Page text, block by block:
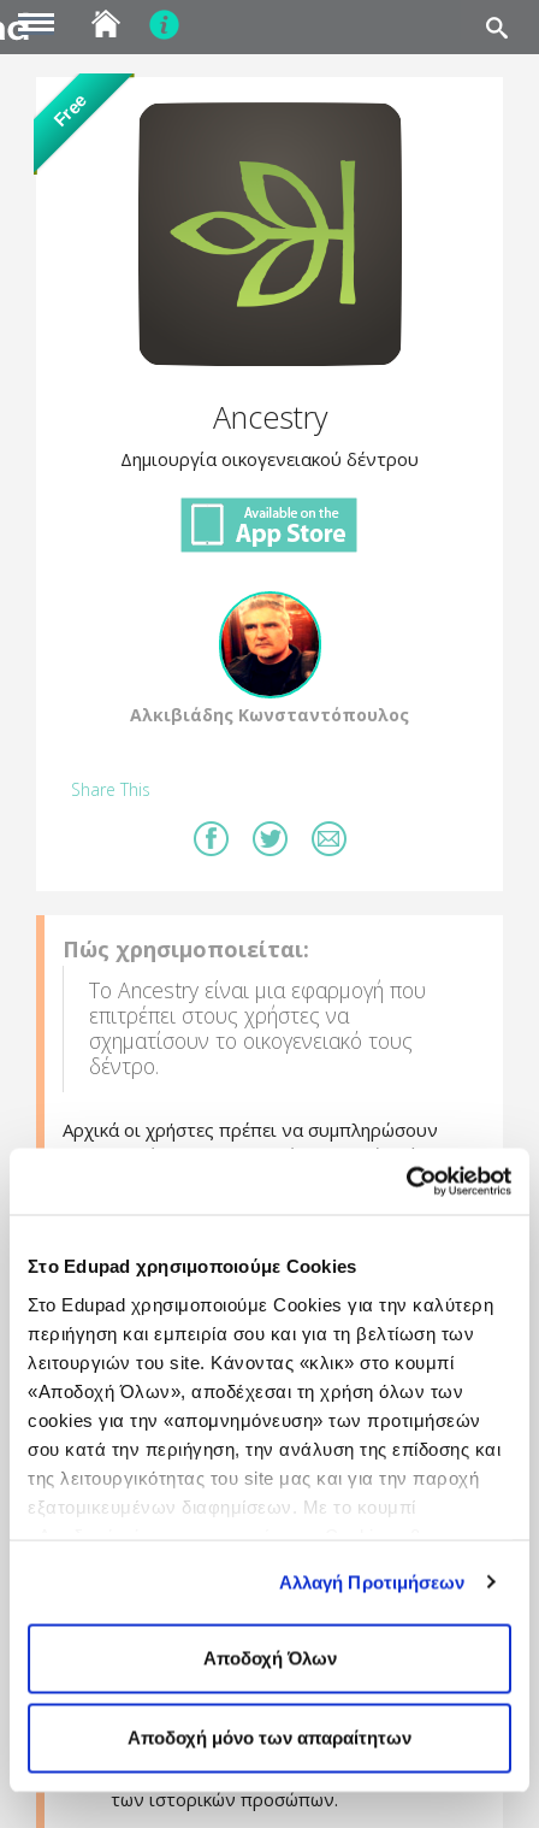
Στο Edupad χρησιμοποιούμε Cookies
Στο Edupad χρησιμοποιούμε Cookies για την καλύτερη
περιήγηση και εμπειρία σου και για τη βελτίωση των
λειτουργιών του site. Κάνοντας «κλικ» στο κουμπί
«Αποδοχή Όλων», αποδέχεσαι τη χρήση όλων των
cookies για την «απομνημόνευση» των προτιμήσεών
σου κατά την περιήγηση, την ανάλυση της επίδοσης και
της λειτουργικότητας του site μας και για την παροχή
εξατομικευμένων διαφημίσεων. Με το κουμπί
site cookies. Ενημερώσου για την Πολιτική
CookiesΕδώκαι τους διαφορετικούς τύπους Cookies
επιλέγοντας «Ρυθμίσεις Cookies», και τροποποίησε ανά
Αλλαγή Προτιμήσεων
Αποδοχή Όλων
Αποδοχή μόνο των απαραίτητων
content
Free
Ancestry
Δημιουργία οικογενειακού δέντρου
Αλκιβιάδης Κωνσταντόπουλος
Share This
Πώς χρησιμοποιείται:
Το Ancestry είναι μια εφαρμογή που
επιτρέπει στους χρήστες να
σχηματίσουν το οικογενειακό τους
δέντρο.
Αρχικά οι χρήστες πρέπει να συμπληρώσουν
πληροφορίες για τον εαυτό τους σε ένα άδειο
οικογενειακό δέντρο. Στη συνέχεια εισάγουν
Όταν προκύψουν συνδέσεις, ανάμεσα στα άτομα
του οικογενειακού δέντρου, εμφανίζονται
πράσινα φύλλα στα ονόματα των μελών της
οικογένειας.
Οι χρήστες μπορούν να πατήσουν πάνω στα
φύλλα, να επανεξετάσουν πληροφορίες
σχετικές με πιθανά μέλη της οικογένειας, τα
οποία στη συνέχεια μπορούν να συνδεθούν με το
δέντρο τους.
Οι εκπαιδευτικοί μπορούν να αναθέσουν
στους μαθητές να δημιουργήσουν το
οικογενειακό τους δέντρο.
Οι εκπαιδευτικοί μπορούν να αναθέσουν
εργασίες σχετικά με ιστορικά πρόσωπα και
οι μαθητές θα πρέπει να δημιουργήσουν το
οικογενειακό δέντρο
των ιστορικών προσώπων.